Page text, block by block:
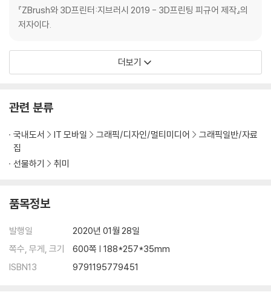
Part 1.2 Tool 팔레트
1. SubTool
2. Merge
4. Boolean(Live Boolean)
5. Remesh
6. Project
Chapter 02. Geometry
1. Divide
1) Divide 기능과 옵션
2. Edge Loop
1) Edge Loop
『ZBrush와 3D프린터:지브러시 2019 - 3D프린팅 피규어 제작』의
저자이다.
더보기
관련 분류
국내도서 IT 모바일 그래픽/디자인/멀티미디어
그래픽일반/자료
집
선물하기
취미
품목정보
발행일
2020년 01월 28일
쪽수, 무게, 크기
600쪽 | 188*257*35mm
ISBN13
9791195779451